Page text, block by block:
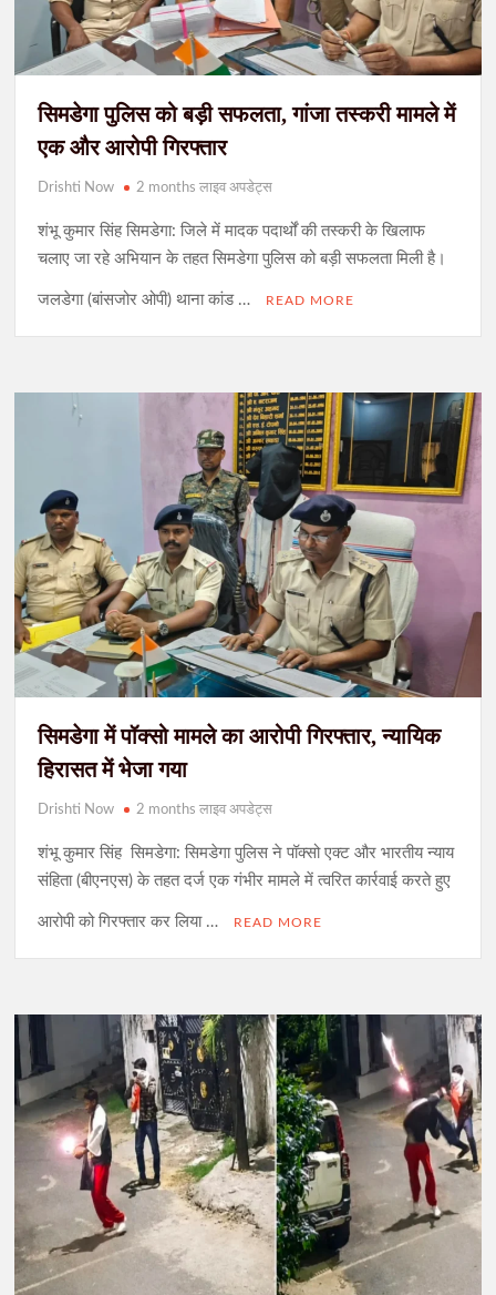
सिमडेगा पुलिस को बड़ी सफलता, गांजा तस्करी मामले में
एक और आरोपी गिरफ्तार
Drishti Now 2 months लाइव अपडेट्स
शंभू कुमार सिंह सिमडेगा: जिले में मादक पदार्थों की तस्करी के खिलाफ
चलाए जा रहे अभियान के तहत सिमडेगा पुलिस को बड़ी सफलता मिली है।
जलडेगा (बांसजोर ओपी) थाना कांड … READ MORE
सिमडेगा में पॉक्सो मामले का आरोपी गिरफ्तार, न्यायिक
हिरासत में भेजा गया
Drishti Now 2 months लाइव अपडेट्स
शंभू कुमार सिंह सिमडेगा: सिमडेगा पुलिस ने पॉक्सो एक्ट और भारतीय न्याय
संहिता (बीएनएस) के तहत दर्ज एक गंभीर मामले में त्वरित कार्रवाई करते हुए
आरोपी को गिरफ्तार कर लिया … READ MORE